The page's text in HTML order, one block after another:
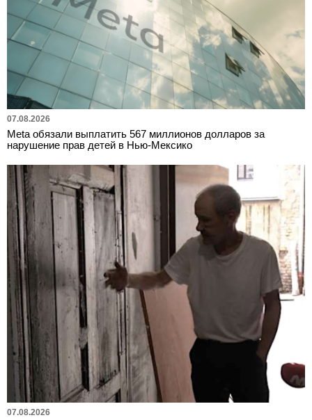
07.08.2026
Meta обязали выплатить 567 миллионов долларов за
нарушение прав детей в Нью-Мексико
07.08.2026